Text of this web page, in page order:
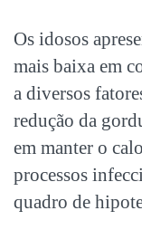
Os idosos
mais baixa em
a diversos
redução da
em manter o
processos
quadro de